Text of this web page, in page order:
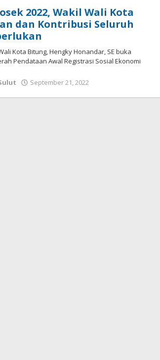
2022, Wakil Wali Kota
dan Kontribusi Seluruh
Kota Bitung, Hengky Honandar, SE buka
Pendataan Awal Registrasi Sosial Ekonomi
September 21, 2022